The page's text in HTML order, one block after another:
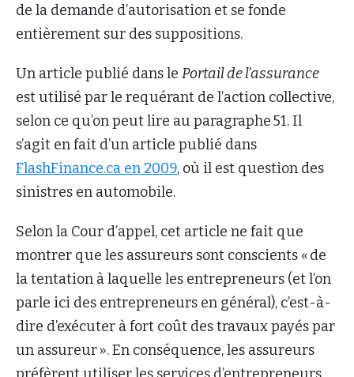
de la demande d’autorisation et se fonde
entièrement sur des suppositions.
Un article publié dans le Portail de l’assurance
est utilisé par le requérant de l’action collective,
selon ce qu’on peut lire au paragraphe 51. Il
s’agit en fait d’un article publié dans
FlashFinance.ca en 2009, où il est question des
sinistres en automobile.
Selon la Cour d’appel, cet article ne fait que
montrer que les assureurs sont conscients « de
la tentation à laquelle les entrepreneurs (et l’on
parle ici des entrepreneurs en général), c’est-à-
dire d’exécuter à fort coût des travaux payés par
un assureur ». En conséquence, les assureurs